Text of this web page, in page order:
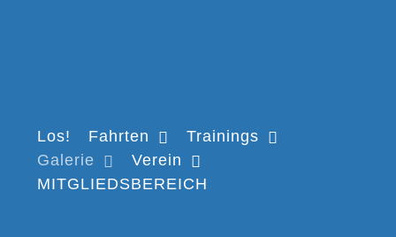
Los! Fahrten
Trainings
Galerie
Verein
MITGLIEDSBEREICH